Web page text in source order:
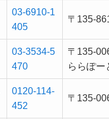
03-6910-1
405
〒135-
03-3534-5
470
〒135-
ららぽー
0120-114-
452
〒135-